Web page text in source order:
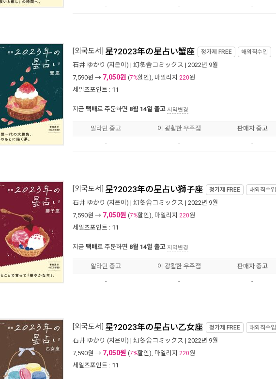
- - -
[외국도서] 星?2023年の星占い蟹座 정가제 FREE 해외직수입
石井 ゆかり (지은이) | 幻冬舍コミックス | 2022년 9월
7,590원 → 7,050원 (7%할인), 마일리지 220원
세일즈포인트 : 11
지금 택배로 주문하면 8월 14일 출고 지역변경
알라딘 중고 이 광활한 우주점 판매자 중고
- - -
[외국도서] 星?2023年の星占い獅子座 정가제 FREE 해외직수입
石井 ゆかり (지은이) | 幻冬舍コミックス | 2022년 9월
7,590원 → 7,050원 (7%할인), 마일리지 220원
세일즈포인트 : 11
지금 택배로 주문하면 8월 14일 출고 지역변경
알라딘 중고 이 광활한 우주점 판매자 중고
- - -
[외국도서] 星?2023年の星占い乙女座 정가제 FREE 해외직수입
石井 ゆかり (지은이) | 幻冬舍コミックス | 2022년 9월
7,590원 → 7,050원 (7%할인), 마일리지 220원
세일즈포인트 : 11